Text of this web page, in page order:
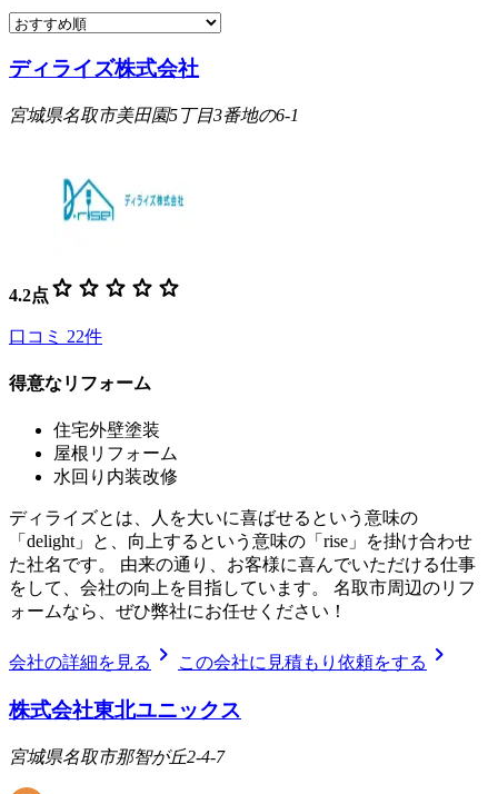
ディライズ株式会社
宮城県名取市美田園5丁目3番地の6-1
4.2点 star star star star star
口コミ 22件
得意なリフォーム
住宅外壁塗装
屋根リフォーム
水回り内装改修
ディライズとは、人を大いに喜ばせるという意味の
「delight」と、向上するという意味の「rise」を掛け合わせ
た社名です。 由来の通り、お客様に喜んでいただける仕事
をして、会社の向上を目指しています。 名取市周辺のリフ
ォームなら、ぜひ弊社にお任せください！
会社の詳細を見る chevron_right この会社に見積もり依頼をする chevron_right
株式会社東北ユニックス
宮城県名取市那智が丘2-4-7